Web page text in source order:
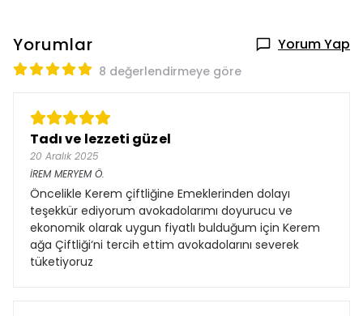
Yorumlar Yorum Yap
8 değerlendirmeye göre
Tadı ve lezzeti güzel
20 Aralık 2025
İREM MERYEM Ö.
Öncelikle Kerem çiftliğine Emeklerinden dolayı
teşekkür ediyorum avokadolarımı doyurucu ve
ekonomik olarak uygun fiyatlı bulduğum için Kerem
ağa Çiftliği‘ni tercih ettim avokadolarını severek
tüketiyoruz